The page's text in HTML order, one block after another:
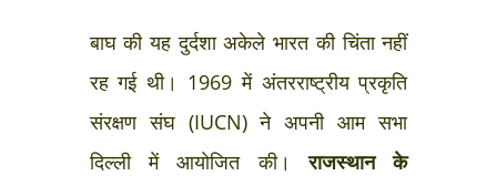
बाघ की यह दुर्दशा अकेले भारत की चिंता नहीं
रह गई थी। 1969 में अंतरराष्ट्रीय प्रकृति
संरक्षण संघ (IUCN) ने अपनी आम सभा
दिल्ली में आयोजित की।राजस्थान के